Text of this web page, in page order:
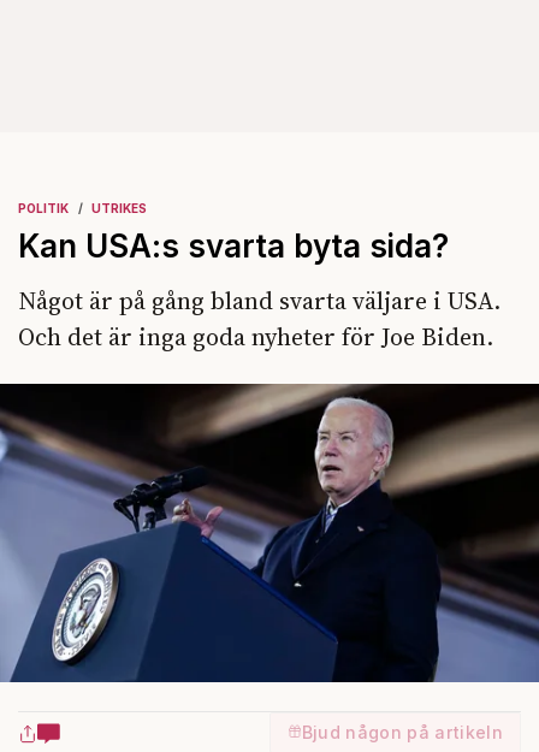
POLITIK UTRIKES
Kan USA:s svarta byta sida?
Något är på gång bland svarta väljare i USA.
Och det är inga goda nyheter för Joe Biden.
Bjud någon på artikeln